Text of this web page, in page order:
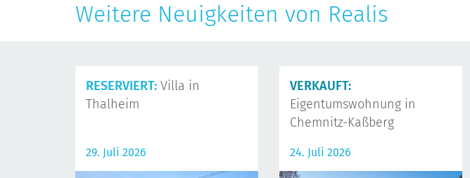
Weitere Neuigkeiten von Realis
RESERVIERT: Villa in
Thalheim
29. Juli 2026
VERKAUFT:
Eigentumswohnung in
Chemnitz-Kaßberg
24. Juli 2026